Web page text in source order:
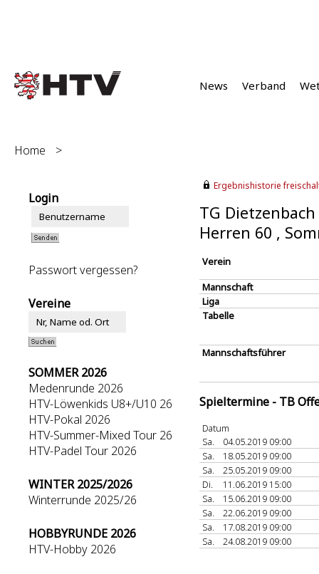
News Verband
Home >
Login
Passwort vergessen?
Vereine
SOMMER 2026
Medenrunde 2026
HTV-Löwenkids U8+/U10 26
HTV-Pokal 2026
HTV-Summer-Mixed Tour 26
HTV-Padel Tour 2026
WINTER 2025/2026
Winterrunde 2025/26
HOBBYRUNDE 2026
HTV-Hobby 2026
Ergebnishistorie
TG Dietzenbach
Herren 60 ,
Verein
Mannschaft
Liga
Tabelle
Mannschaftsführer
Spieltermine - TB
Datum
Sa.
04.05.2019 09:00
Sa.
18.05.2019 09:00
Sa.
25.05.2019 09:00
Di.
11.06.2019 15:00
Sa.
15.06.2019 09:00
Sa.
22.06.2019 09:00
Sa.
17.08.2019 09:00
Sa.
24.08.2019 09:00